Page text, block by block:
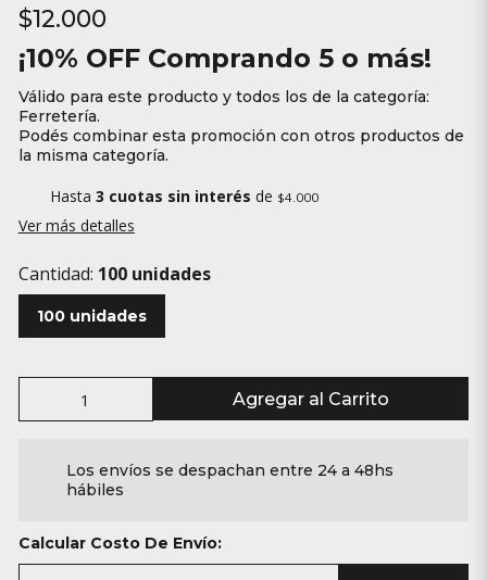
$12.000
¡10% OFF Comprando 5 o más!
Válido para este producto y todos los de la categoría:
Ferretería.
Podés combinar esta promoción con otros productos de
la misma categoría.
Hasta 3 cuotas sin interés de $4.000
Ver más detalles
Cantidad: 100 unidades
100 unidades
Agregar al Carrito
Los envíos se despachan entre 24 a 48hs
hábiles
Calcular Costo De Envío: